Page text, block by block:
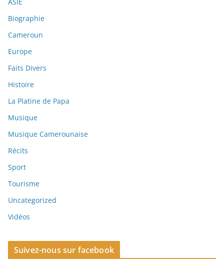
Biographie
Cameroun
Europe
Faits Divers
Histoire
La Platine de Papa
Musique
Musique Camerounaise
Récits
Sport
Tourisme
Uncategorized
Vidéos
Suivez-nous sur facebook